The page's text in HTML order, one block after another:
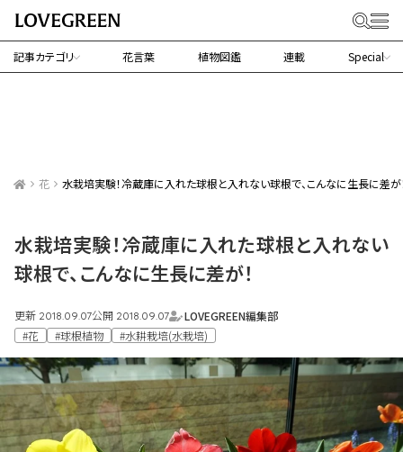
記事カテゴリ 花言葉 植物図鑑 連載 Special
花 水栽培実験！冷蔵庫に入れた球根と入れない球根で、こんなに生長に差が
水栽培実験！冷蔵庫に入れた球根と入れない
球根で、こんなに生長に差が！
更新 2018.09.07公開 2018.09.07
LOVEGREEN編集部
#花
#球根植物 #水耕栽培(水栽培)